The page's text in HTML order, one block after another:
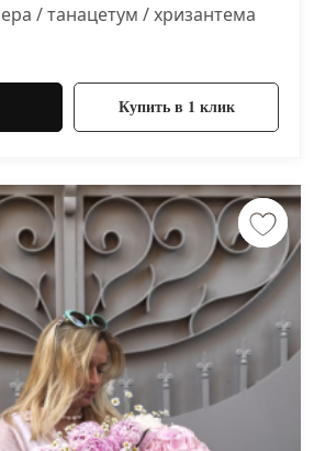
/ танацетум / хризантема
Купить в 1 клик